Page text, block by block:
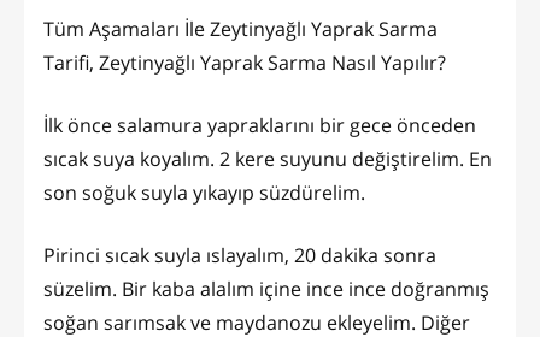
Tüm Aşamaları İle Zeytinyağlı Yaprak Sarma
Tarifi, Zeytinyağlı Yaprak Sarma Nasıl Yapılır?
İlk önce salamura yapraklarını bir gece önceden
sıcak suya koyalım. 2 kere suyunu değiştirelim. En
son soğuk suyla yıkayıp süzdürelim.
Pirinci sıcak suyla ıslayalım, 20 dakika sonra
süzelim. Bir kaba alalım içine ince ince doğranmış
soğan sarımsak ve maydanozu ekleyelim. Diğer